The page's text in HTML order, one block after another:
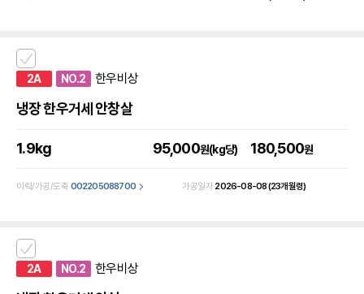
2A NO.2 한우비상
냉장 한우거세 안창살
이력/가공/도축 002205088700 가공일자 2026-08-08(23개월령)
1.9kg 95,000원(kg당) 180,500원
2A NO.2 한우비상